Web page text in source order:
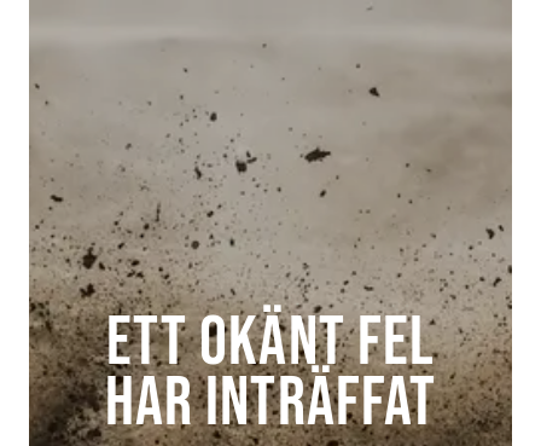
Ett okänt fel
har inträffat